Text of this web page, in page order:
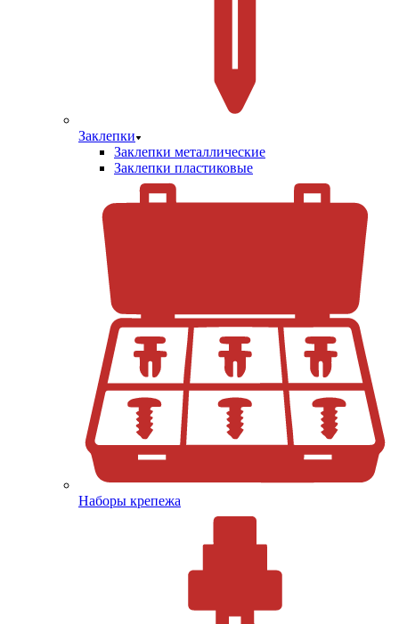
Заклепки
Заклепки металлические
Заклепки пластиковые
Наборы крепежа